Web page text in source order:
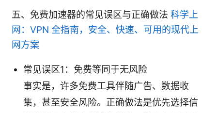
五、免费加速器的常见误区与正确做法 科学上
网：VPN 全指南，安全、快速、可用的现代上
网方案
常见误区1：免费等同于无风险
事实是，许多免费工具伴随广告、数据收
集，甚至安全风险。正确做法是优先选择信